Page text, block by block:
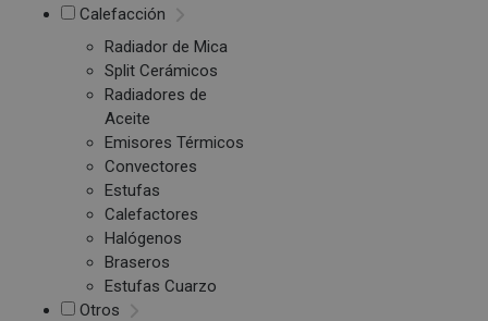
Calefacción
Radiador de Mica
Split Cerámicos
Radiadores de
Aceite
Emisores Térmicos
Convectores
Estufas
Calefactores
Halógenos
Braseros
Estufas Cuarzo
Otros